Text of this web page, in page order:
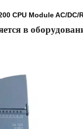
CPU Module AC/DC/
в